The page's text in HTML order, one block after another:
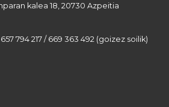
kalea 18, 20730 Azpeitia
657 794 217 / 669 363 492 (goizez soilik)